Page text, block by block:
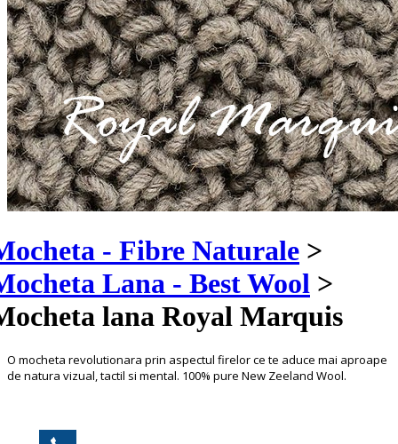
- Fibre Naturale >
Lana - Best Wool >
lana Royal Marquis
O mocheta revolutionara prin aspectul firelor ce te aduce mai aproape
de natura vizual, tactil si mental. 100% pure New Zeeland Wool.